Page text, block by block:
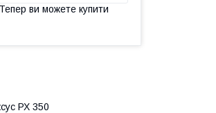
ви можете купити
РХ 350